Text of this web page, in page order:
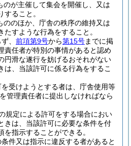
のが主催して集会を開催し、又は
ること。
ののほか、庁舎の秩序の維持又は
たすような行為をすること。
、 前項第9号から第15号までに掲
責任者が特別の事情があると認め
円滑な遂行を妨げるおそれがない
は、当該許可に係る行為をするこ
受けようとする者は、庁舎使用等
を管理責任者に提出しなければなら
規定による許可をする場合におい
きは、当該許可に必要な条件を付
を指示することができる。
条件又は指示に違反する者があると